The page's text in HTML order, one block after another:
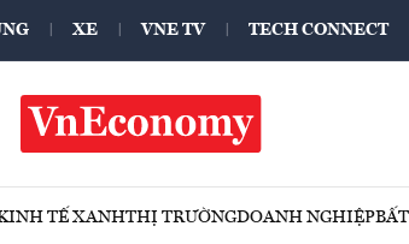
XE VNE TV TECH CONNECT
TẾ XANHTHỊ TRƯỜNGDOANH NGHIỆP